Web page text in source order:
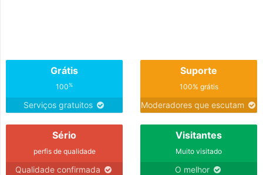
Grátis
100%
Serviços gratuitos
Suporte
100% grátis
Moderadores que escutam
Sério
perfis de qualidade
Qualidade confirmada
Visitantes
Muito visitado
O melhor